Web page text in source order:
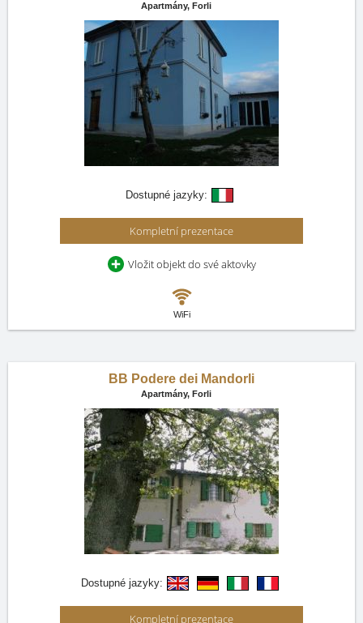
Apartmány, Forli
Dostupné jazyky:
Kompletní prezentace
Vložit objekt do své aktovky
WiFi
BB Podere dei Mandorli
Apartmány, Forli
Dostupné jazyky:
Kompletní prezentace